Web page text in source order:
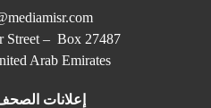
Street – Box 27487
Arab Emirates
إعلانات